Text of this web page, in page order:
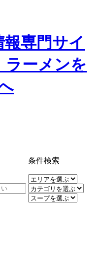
条件検索